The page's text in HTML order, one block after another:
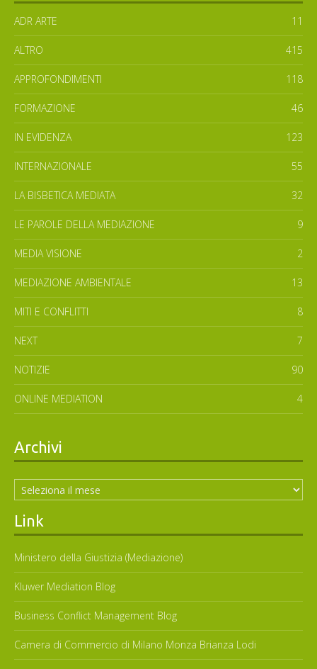
ADR ARTE 11
ALTRO 415
APPROFONDIMENTI 118
FORMAZIONE 46
IN EVIDENZA 123
INTERNAZIONALE 55
LA BISBETICA MEDIATA 32
LE PAROLE DELLA MEDIAZIONE 9
MEDIA VISIONE 2
MEDIAZIONE AMBIENTALE 13
MITI E CONFLITTI 8
NEXT 7
NOTIZIE 90
ONLINE MEDIATION 4
Archivi
Archivi
Link
Ministero della Giustizia (Mediazione)
Kluwer Mediation Blog
Business Conflict Management Blog
Camera di Commercio di Milano Monza Brianza Lodi